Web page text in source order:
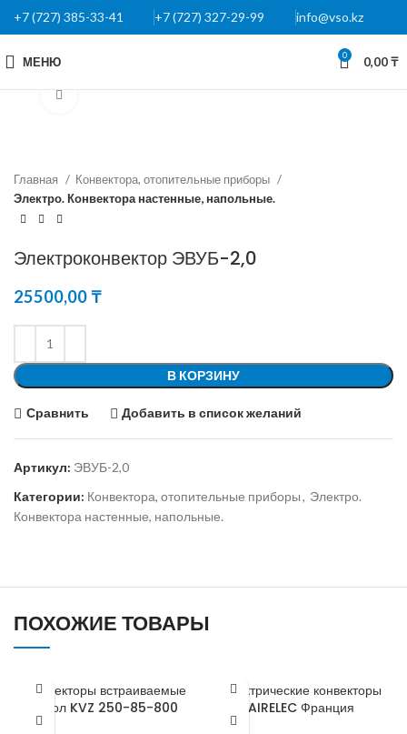
+7 (727) 385-33-41 +7 (727) 327-29-99 info@vso.kz
МЕНЮ 0 0,00₸
Главная
Конвектора, отопительные приборы
Электро. Конвектора настенные, напольные.
Электроконвектор ЭВУБ-2,0
25500,00₸
В КОРЗИНУ
Сравнить Добавить в список желаний
Артикул: ЭВУБ-2,0
Категории: Конвектора, отопительные приборы, Электро.
Конвектора настенные, напольные.
ПОХОЖИЕ ТОВАРЫ
Конвекторы встраиваемые
в пол KVZ 250-85-800
Электрические конвекторы
AIRELEC Франция